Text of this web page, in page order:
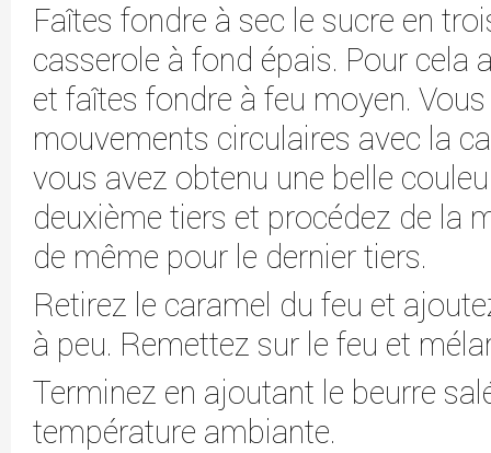
Faîtes fondre à sec le sucre en
casserole à fond épais. Pour cela
et faîtes fondre à feu moyen.
mouvements circulaires avec la
vous avez obtenu une belle
deuxième tiers et procédez de la
de même pour le dernier tiers.
Retirez le caramel du feu et
à peu. Remettez sur le feu et
Terminez en ajoutant le beurre
température ambiante.